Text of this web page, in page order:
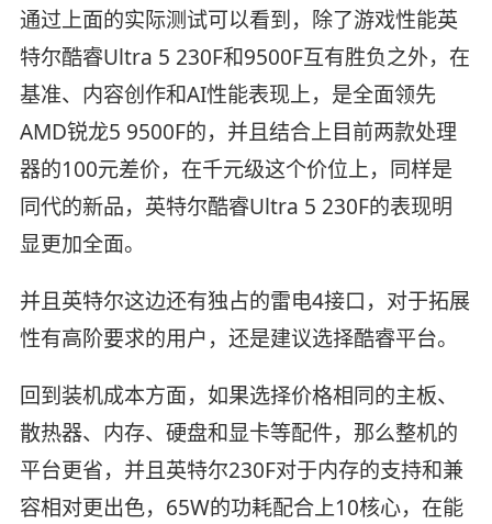
通过上面的实际测试可以看到，除了游戏性能英
特尔酷睿Ultra 5 230F和9500F互有胜负之外，在
基准、内容创作和AI性能表现上，是全面领先
AMD锐龙5 9500F的，并且结合上目前两款处理
器的100元差价，在千元级这个价位上，同样是
同代的新品，英特尔酷睿Ultra 5 230F的表现明
显更加全面。
并且英特尔这边还有独占的雷电4接口，对于拓展
性有高阶要求的用户，还是建议选择酷睿平台。
回到装机成本方面，如果选择价格相同的主板、
散热器、内存、硬盘和显卡等配件，那么整机的
平台更省，并且英特尔230F对于内存的支持和兼
容相对更出色，65W的功耗配合上10核心，在能